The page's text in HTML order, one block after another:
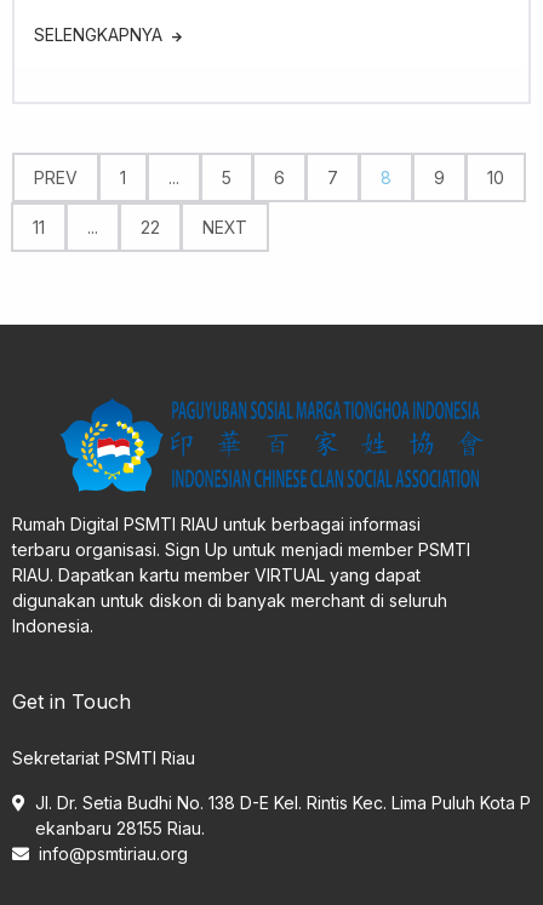
SELENGKAPNYA
PREV 1 ... 5 6 7 8 9 10
11 ... 22 NEXT
Rumah Digital PSMTI RIAU untuk berbagai informasi
terbaru organisasi. Sign Up untuk menjadi member PSMTI
RIAU. Dapatkan kartu member VIRTUAL yang dapat
digunakan untuk diskon di banyak merchant di seluruh
Indonesia.
Get in Touch
Sekretariat PSMTI Riau
Jl. Dr. Setia Budhi No. 138 D-E Kel. Rintis Kec. Lima Puluh Kota P
ekanbaru 28155 Riau.
info@psmtiriau.org